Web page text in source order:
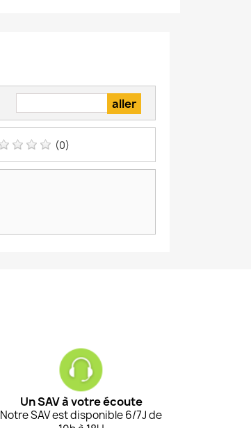
(0)
Un SAV à votre écoute
Notre SAV est disponible 6/7J de